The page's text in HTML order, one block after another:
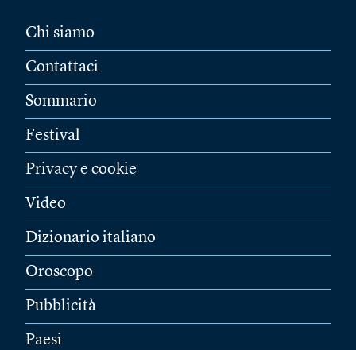
Chi siamo
Contattaci
Sommario
Festival
Privacy e cookie
Video
Dizionario italiano
Oroscopo
Pubblicità
Paesi